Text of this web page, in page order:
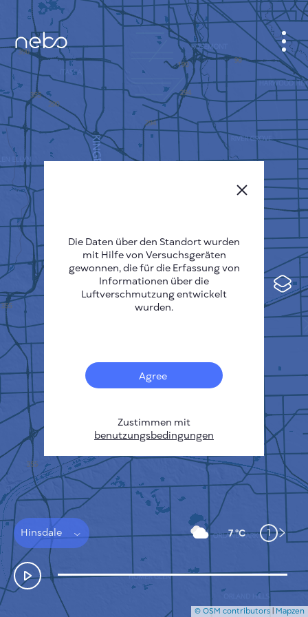
Sensoren
Heatmap zur Verschmutzung
Wind
Hinsdale 7 °C 1
STADTPLAN
SENSOR NEBO
Česky
Deutsch
Español
FUNKTIONSWEISE
DATENSCHUTZBESTIMMUNGEN
BEDINGUNGEN UND KONDITIONEN
INSTALLATIONSANLEITUNG
API
© OSM contributors | Mapzen
Die Daten über den Standort wurden
mit Hilfe von Versuchsgeräten
gewonnen, die für die Erfassung von
Informationen über die
Luftverschmutzung entwickelt
wurden.
Agree
Zustimmen mit
benutzungsbedingungen